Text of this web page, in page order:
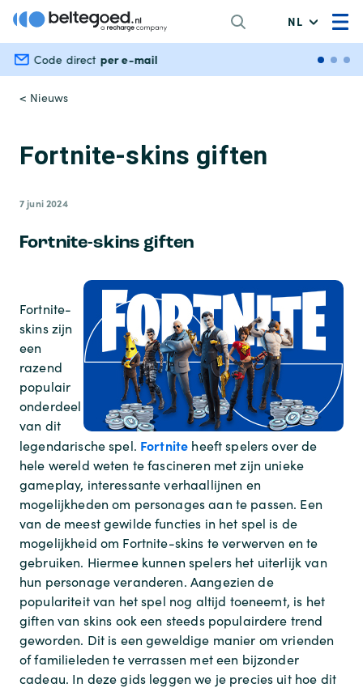
NL
Code direct per e-mail
< Nieuws
Fortnite-skins giften
7 juni 2024
Fortnite-skins giften
Fortnite-
skins zijn
een
razend
populair
onderdeel
van dit
legendarische spel. Fortnite heeft spelers over de
hele wereld weten te fascineren met zijn unieke
gameplay, interessante verhaallijnen en
mogelijkheden om personages aan te passen. Een
van de meest gewilde functies in het spel is de
mogelijkheid om Fortnite-skins te verwerven en te
gebruiken. Hiermee kunnen spelers het uiterlijk van
hun personage veranderen. Aangezien de
populariteit van het spel nog altijd toeneemt, is het
giften van skins ook een steeds populairdere trend
geworden. Dit is een geweldige manier om vrienden
of familieleden te verrassen met een bijzonder
cadeau. In deze gids leggen we je precies uit hoe dit